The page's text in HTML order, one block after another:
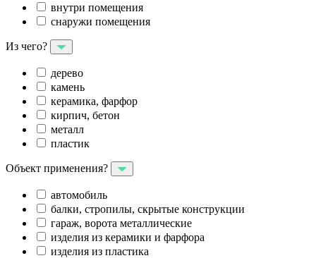
внутри помещения
снаружи помещения
Из чего?
дерево
камень
керамика, фарфор
кирпич, бетон
металл
пластик
Объект применения?
автомобиль
балки, стропилы, скрытые конструкции
гараж, ворота металлические
изделия из керамики и фарфора
изделия из пластика